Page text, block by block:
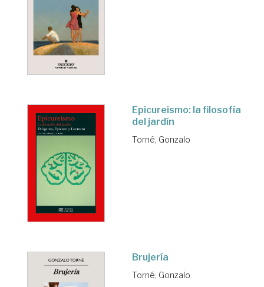
Epicureismo: la filosofía
del jardín
Torné, Gonzalo
Brujería
Torné, Gonzalo